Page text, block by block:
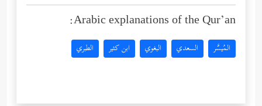
Arabic explanations of the Qur’an:
المُيسَّر السعدي البغوي ابن كثير الطبري